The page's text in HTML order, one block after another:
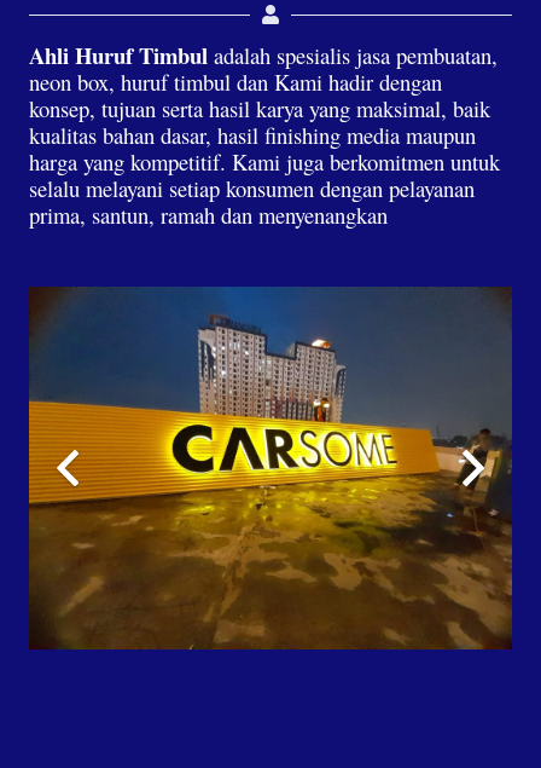
Ahli Huruf Timbul adalah spesialis jasa pembuatan,
neon box, huruf timbul dan Kami hadir dengan
konsep, tujuan serta hasil karya yang maksimal, baik
kualitas bahan dasar, hasil finishing media maupun
harga yang kompetitif. Kami juga berkomitmen untuk
selalu melayani setiap konsumen dengan pelayanan
prima, santun, ramah dan menyenangkan